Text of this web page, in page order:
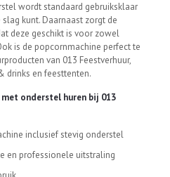
wordt standaard gebruiksklaar
kunt. Daarnaast zorgt de
deze geschikt is voor zowel
is de popcornmachine perfect te
van 013 Feestverhuur,
drinks en feesttenten.
onderstel huren bij 013
inclusief stevig onderstel
en professionele uitstraling